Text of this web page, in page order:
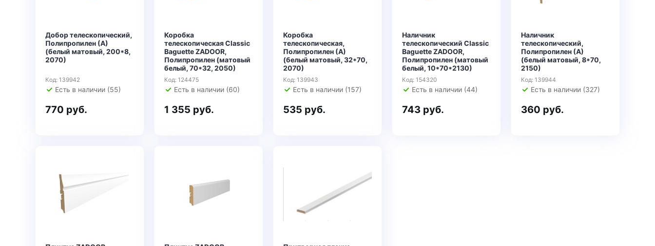
Добор телескопический,
Полипропилен (А)
(белый матовый, 200*8,
2070)
Код: 139942
Есть в наличии (55)
770 руб.
Коробка
телескопическая Classic
Baguette ZADOOR,
Полипропилен (матовый
белый, 70*32, 2050)
Код: 124475
Есть в наличии (60)
1 355 руб.
Коробка
телескопическая,
Полипропилен (А)
(белый матовый, 32*70,
2070)
Код: 139943
Есть в наличии (157)
535 руб.
Наличник
телескопический Classic
Baguette ZADOOR,
Полипропилен (матовый
белый, 10*70*2130)
Код: 154320
Есть в наличии (44)
743 руб.
Наличник
телескопический,
Полипропилен (А)
(белый матовый, 8*70,
2150)
Код: 139944
Есть в наличии (327)
360 руб.